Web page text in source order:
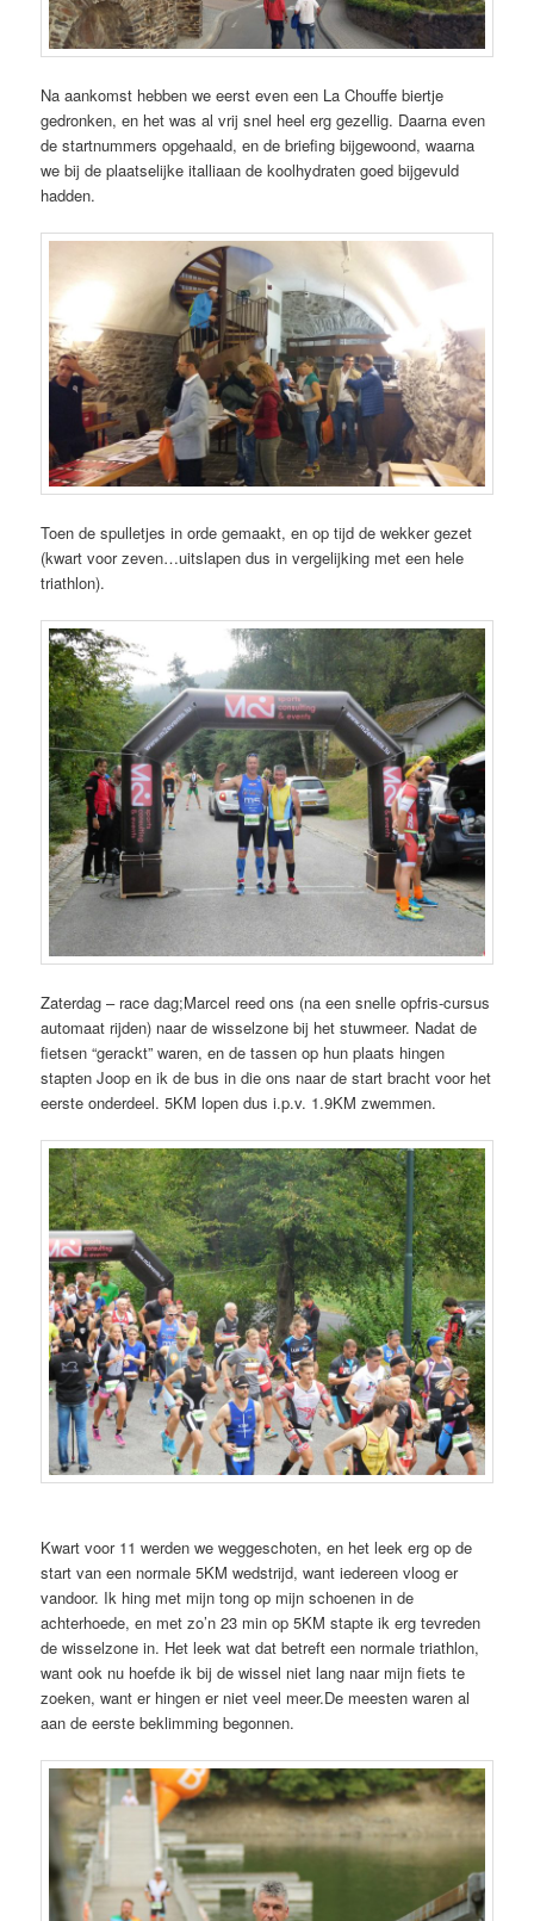
Na aankomst hebben we eerst even een La Chouffe biertje
gedronken, en het was al vrij snel heel erg gezellig. Daarna even
de startnummers opgehaald, en de briefing bijgewoond, waarna
we bij de plaatselijke italliaan de koolhydraten goed bijgevuld
hadden.
Toen de spulletjes in orde gemaakt, en op tijd de wekker gezet
(kwart voor zeven…uitslapen dus in vergelijking met een hele
triathlon).
Zaterdag – race dag;Marcel reed ons (na een snelle opfris-cursus
automaat rijden) naar de wisselzone bij het stuwmeer. Nadat de
fietsen “gerackt” waren, en de tassen op hun plaats hingen
stapten Joop en ik de bus in die ons naar de start bracht voor het
eerste onderdeel. 5KM lopen dus i.p.v. 1.9KM zwemmen.
Kwart voor 11 werden we weggeschoten, en het leek erg op de
start van een normale 5KM wedstrijd, want iedereen vloog er
vandoor. Ik hing met mijn tong op mijn schoenen in de
achterhoede, en met zo’n 23 min op 5KM stapte ik erg tevreden
de wisselzone in. Het leek wat dat betreft een normale triathlon,
want ook nu hoefde ik bij de wissel niet lang naar mijn fiets te
zoeken, want er hingen er niet veel meer.De meesten waren al
aan de eerste beklimming begonnen.